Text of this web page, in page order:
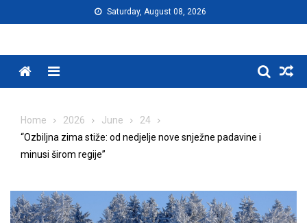
to
Saturday, August 08, 2026
Menu
Home 2026 June
24
“Ozbiljna zima stiže: od nedjelje nove snježne padavine i
minusi širom regije”